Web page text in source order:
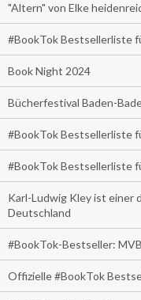
"Altern" von Elke
#BookTok Bestsellerliste
Book Night 2024
Bücherfestival Baden-
#BookTok Bestsellerliste
#BookTok Bestsellerliste
Karl-Ludwig Kley ist einer
Deutschland
#BookTok-Bestseller:
Offizielle #BookTok